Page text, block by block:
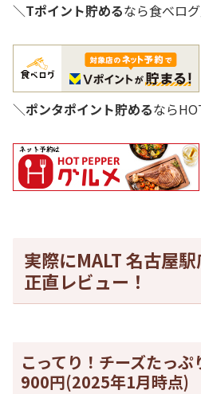
＼Tポイント貯めるなら食べロ
＼ポンタポイント貯めるなら
実際にMALT 名古屋
正直レビュー！
こってり！チーズたっ
900円(2025年1月時点)